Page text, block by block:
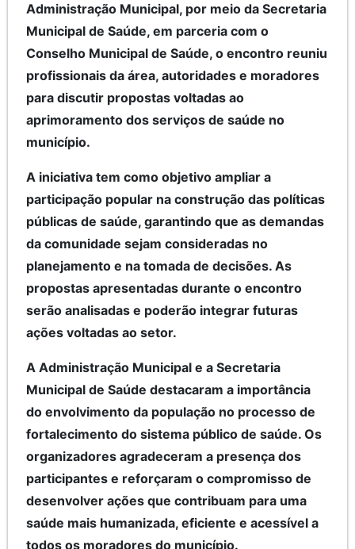
Administração Municipal, por meio da Secretaria
Municipal de Saúde, em parceria com o
Conselho Municipal de Saúde, o encontro reuniu
profissionais da área, autoridades e moradores
para discutir propostas voltadas ao
aprimoramento dos serviços de saúde no
município.
A iniciativa tem como objetivo ampliar a
participação popular na construção das políticas
públicas de saúde, garantindo que as demandas
da comunidade sejam consideradas no
planejamento e na tomada de decisões. As
propostas apresentadas durante o encontro
serão analisadas e poderão integrar futuras
ações voltadas ao setor.
A Administração Municipal e a Secretaria
Municipal de Saúde destacaram a importância
do envolvimento da população no processo de
fortalecimento do sistema público de saúde. Os
organizadores agradeceram a presença dos
participantes e reforçaram o compromisso de
desenvolver ações que contribuam para uma
saúde mais humanizada, eficiente e acessível a
todos os moradores do município.